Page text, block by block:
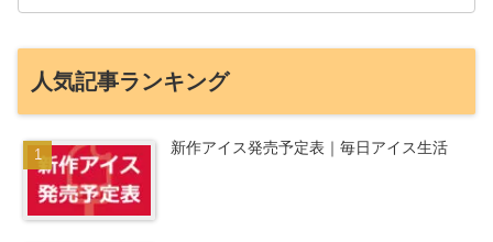
人気記事ランキング
新作アイス発売予定表｜毎日アイス生活